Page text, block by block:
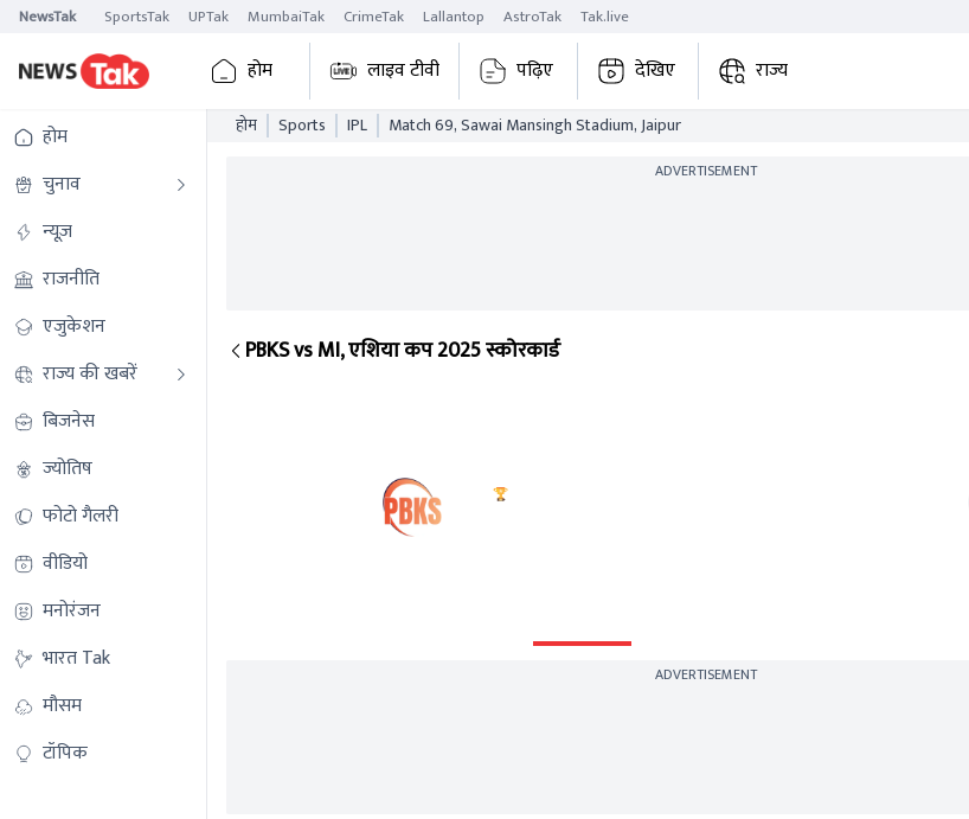
NewsTak SportsTak UPTak MumbaiTak CrimeTak Lallantop AstroTak Tak.live
होम लाइव टीवी पढ़िए देखिए राज्य
होम
चुनाव
न्यूज़
राजनीति
एजुकेशन
राज्य की खबरें
बिजनेस
ज्योतिष
फोटो गैलरी
वीडियो
मनोरंजन
भारत Tak
मौसम
टॉपिक
होम Sports IPL Match 69, Sawai Mansingh Stadium, Jaipur
ADVERTISEMENT
PBKS vs MI, एशिया कप 2025 स्कोरकार्ड
ADVERTISEMENT